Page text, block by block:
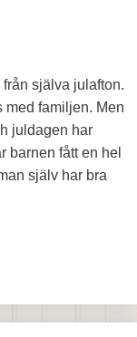
själva julafton.
med familjen. Men
juldagen har
barnen fått en hel
själv har bra